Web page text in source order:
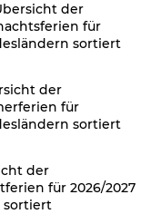
der
für
sortiert
der
für
sortiert
der
für 2026/2027
sortiert